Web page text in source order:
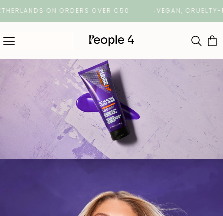
ON ORDERS OVER €50 VEGAN, CRUELTY-